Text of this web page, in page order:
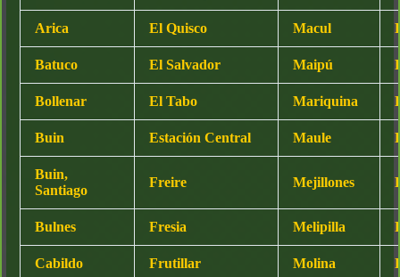
Arica El Quisco Macul
Batuco El Salvador Maipú
Bollenar El Tabo Mariquina
Buin Estación Central Maule
Buin,
Santiago
Freire Mejillones
Bulnes Fresia Melipilla
Cabildo Frutillar Molina